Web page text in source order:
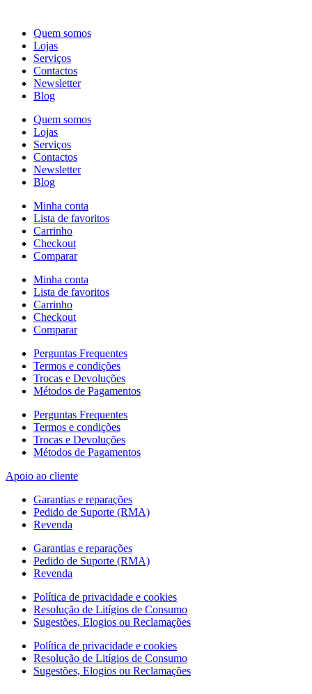
Quem somos
Lojas
Serviços
Contactos
Newsletter
Blog
Quem somos
Lojas
Serviços
Contactos
Newsletter
Blog
Minha conta
Lista de favoritos
Carrinho
Checkout
Comparar
Minha conta
Lista de favoritos
Carrinho
Checkout
Comparar
Perguntas Frequentes
Termos e condições
Trocas e Devoluções
Métodos de Pagamentos
Perguntas Frequentes
Termos e condições
Trocas e Devoluções
Métodos de Pagamentos
Apoio ao cliente
Garantias e reparações
Pedido de Suporte (RMA)
Revenda
Garantias e reparações
Pedido de Suporte (RMA)
Revenda
Política de privacidade e cookies
Resolução de Litígios de Consumo
Sugestões, Elogios ou Reclamações
Política de privacidade e cookies
Resolução de Litígios de Consumo
Sugestões, Elogios ou Reclamações